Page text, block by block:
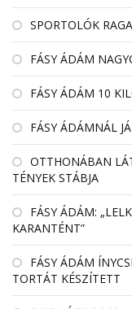
SPORTOLÓK
FÁSY ÁDÁM
FÁSY ÁDÁM 10
FÁSY ÁDÁMNÁL
OTTHONÁBAN
TÉNYEK STÁBJA
FÁSY ÁDÁM:
KARANTÉNT”
FÁSY ÁDÁM
TORTÁT KÉSZÍTETT